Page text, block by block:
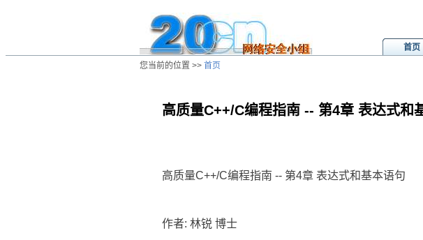
首页
您当前的位置 >> 首页
高质量C++/C编程指南 -- 第4章 表达式和
高质量C++/C编程指南 -- 第4章 表达式和基本语句
作者: 林锐 博士